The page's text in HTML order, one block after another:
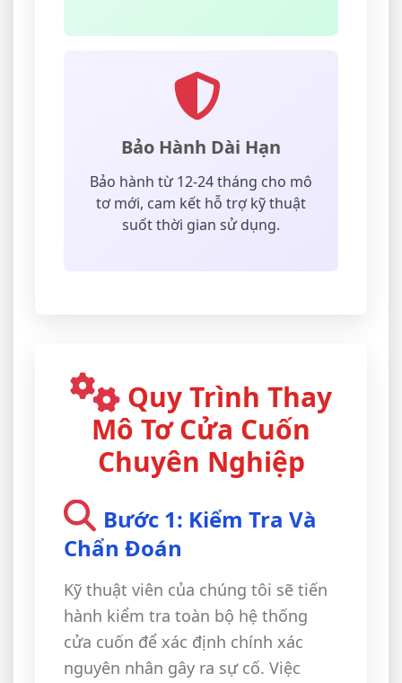
Bảo Hành Dài Hạn
Bảo hành từ 12-24 tháng cho mô
tơ mới, cam kết hỗ trợ kỹ thuật
suốt thời gian sử dụng.
Quy Trình Thay
Mô Tơ Cửa Cuốn
Chuyên Nghiệp
Bước 1: Kiểm Tra Và
Chẩn Đoán
Kỹ thuật viên của chúng tôi sẽ tiến
hành kiểm tra toàn bộ hệ thống
cửa cuốn để xác định chính xác
nguyên nhân gây ra sự cố. Việc